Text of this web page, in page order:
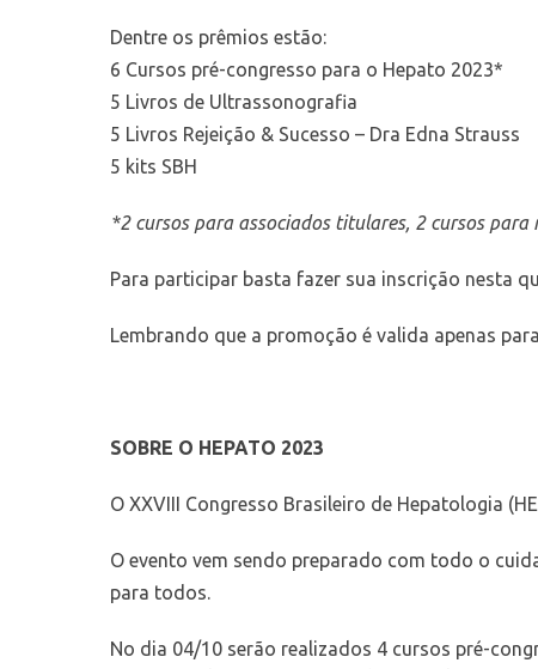
Dentre os prêmios estão:
6 Cursos pré-congresso para o Hepato 2023*
5 Livros de Ultrassonografia
5 Livros Rejeição & Sucesso – Dra Edna Strauss
5 kits SBH
*2 cursos para associados titulares, 2 cursos para
Para participar basta fazer sua inscrição nesta
Lembrando que a promoção é valida apenas
SOBRE O HEPATO 2023
O XXVIII Congresso Brasileiro de Hepatologia
O evento vem sendo preparado com todo o
para todos.
No dia 04/10 serão realizados 4 cursos pré-